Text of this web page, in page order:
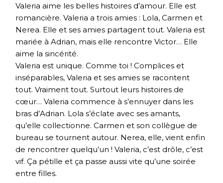
Valeria aime les belles histoires d’amour. Elle est
romancière. Valeria a trois amies : Lola, Carmen et
Nerea. Elle et ses amies partagent tout. Valeria est
mariée à Adrian, mais elle rencontre Victor… Elle
aime la sincérité.
Valeria est unique. Comme toi ! Complices et
inséparables, Valeria et ses amies se racontent
tout. Vraiment tout. Surtout leurs histoires de
cœur… Valeria commence à s’ennuyer dans les
bras d’Adrian. Lola s’éclate avec ses amants,
qu’elle collectionne. Carmen et son collègue de
bureau se tournent autour. Nerea, elle, vient enfin
de rencontrer quelqu’un ! Valeria, c’est drôle, c’est
vif. Ça pétille et ça passe aussi vite qu’une soirée
entre filles.